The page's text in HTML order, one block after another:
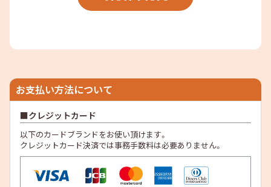
お支払い方法について
クレジットカード
以下のカードブランドをお使い頂けます。
クレジットカード決済では事務手数料は必要ありません。